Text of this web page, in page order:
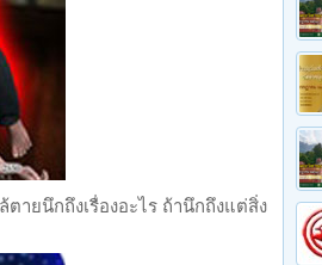
ายนึกถึงเรื่องอะไร ถ้านึกถึงแต่สิ่ง